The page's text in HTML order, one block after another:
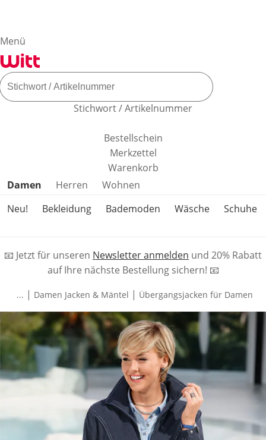
Menü
Stichwort / Artikelnummer
Bestellschein
Merkzettel
Warenkorb
Produktkategorien überspringen
Damen Herren
Wohnen
Neu!
Bekleidung Bademoden Wäsche Schuhe
📧 Jetzt für unseren Newsletter anmelden und 20% Rabatt
auf Ihre nächste Bestellung sichern! 📧
... | Damen Jacken & Mäntel | Übergangsjacken für Damen